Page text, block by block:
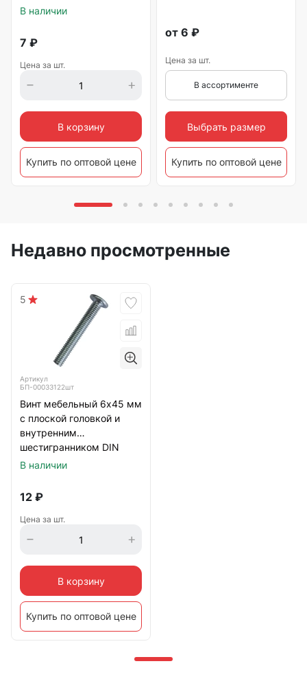
7420, оцинкованный
В наличии
7 ₽
Цена за шт.
В корзину
Купить по оптовой цене
от 6 ₽
Цена за шт.
В ассортименте
Выбрать размер
Купить по оптовой цене
Недавно просмотренные
5
Артикул
БП-00033122шт
Винт мебельный 6х45 мм
с плоской головкой и
внутренним
шестигранником DIN
7420, оцинкованный
В наличии
12 ₽
Цена за шт.
В корзину
Купить по оптовой цене